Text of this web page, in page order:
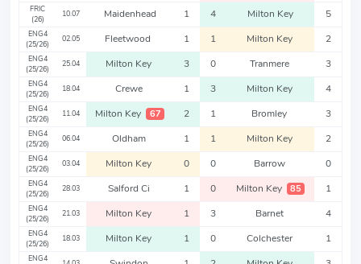
FRIC
(26)
10.07 Maidenhead 1 4 Milton Key 5
ENG4
(25/26)
02.05 Fleetwood 1 1 Milton Key 2
ENG4
(25/26)
25.04 Milton Key 3 0 Tranmere 3
ENG4
(25/26)
18.04 Crewe 1 3 Milton Key 4
ENG4
(25/26)
11.04 Milton Key 67 2 1 Bromley 3
ENG4
(25/26)
06.04 Oldham 1 1 Milton Key 2
ENG4
(25/26)
03.04 Milton Key 0 0 Barrow 0
ENG4
(25/26)
28.03 Salford Ci 1 0 Milton Key 85 1
ENG4
(25/26)
21.03 Milton Key 1 3 Barnet 4
ENG4
(25/26)
18.03 Milton Key 1 0 Colchester 1
ENG4